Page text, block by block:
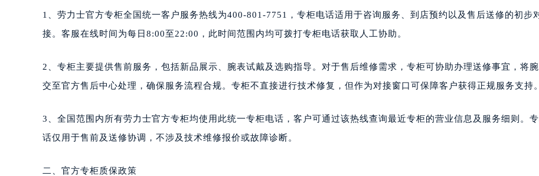
1、劳力士官方专柜全国统一客户服务热线为400-801-7751，专柜电话适用于咨询服务、到店预约以及售后送修的初步
接。客服在线时间为每日8:00至22:00，此时间范围内均可拨打专柜电话获取人工协助。
2、专柜主要提供售前服务，包括新品展示、腕表试戴及选购指导。对于售后维修需求，专柜可协助办理送修事宜，将
交至官方售后中心处理，确保服务流程合规。专柜不直接进行技术修复，但作为对接窗口可保障客户获得正规服务支持。
3、全国范围内所有劳力士官方专柜均使用此统一专柜电话，客户可通过该热线查询最近专柜的营业信息及服务细则。
话仅用于售前及送修协调，不涉及技术维修报价或故障诊断。
二、官方专柜质保政策